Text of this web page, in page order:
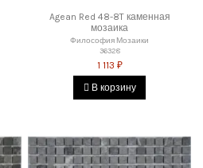
Agean Red 48-8T каменная
мозаика
Философия Мозаики
36328
1 113 ₽
В корзину